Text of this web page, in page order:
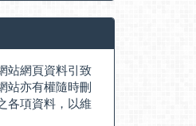
站網頁資料引致
站亦有權隨時刪
各項資料，以維